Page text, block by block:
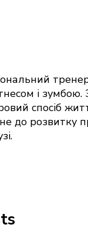
і зумбою.
спосіб
до розвитку